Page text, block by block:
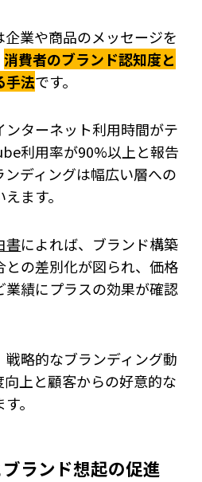
業や商品のメッセージを
消費者のブランド認知度と
手法です。
ンターネット利用時間がテ
利用率が90%以上と報告
ディングは幅広い層への
ます。
書によれば、ブランド構築
との差別化が図られ、価格
績にプラスの効果が確認
戦略的なブランディング動
上と顧客からの好意的な
。
ランド想起の促進